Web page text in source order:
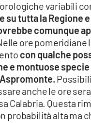
variabili
su tutta la Regione
comunque
ore pomeridiane
con qualche
e montuose specie
anche le ore
Calabria. Questa
probabilità alta ma